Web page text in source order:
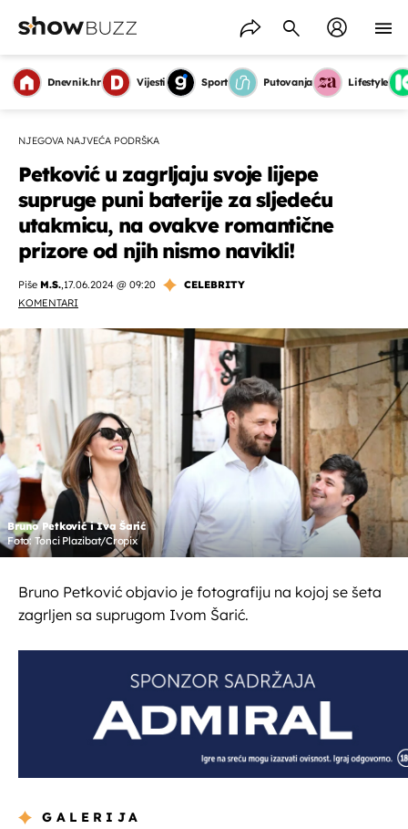
Dnevnik.hr Vijesti Sport Putovanja Lifestyle
NJEGOVA NAJVEĆA PODRŠKA
Petković u zagrljaju svoje lijepe
supruge puni baterije za sljedeću
utakmicu, na ovakve romantične
prizore od njih nismo navikli!
Piše M.S.,17.06.2024 @ 09:20
CELEBRITY
KOMENTARI
Bruno Petković i Iva Šarić
Foto: Tonci Plazibat/Cropix
Bruno Petković objavio je fotografiju na kojoj se šeta
zagrljen sa suprugom Ivom Šarić.
GALERIJA
OMOGUĆI OBAVIJESTI